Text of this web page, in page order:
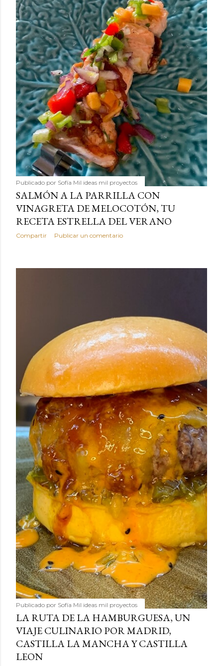
Publicado por Sofía Mil ideas mil proyectos
SALMÓN A LA PARRILLA CON
VINAGRETA DE MELOCOTÓN, TU
RECETA ESTRELLA DEL VERANO
Compartir Publicar un comentario
Publicado por Sofía Mil ideas mil proyectos
LA RUTA DE LA HAMBURGUESA, UN
VIAJE CULINARIO POR MADRID,
CASTILLA LA MANCHA Y CASTILLA
LEON